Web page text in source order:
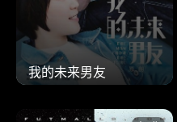
我的未来男友